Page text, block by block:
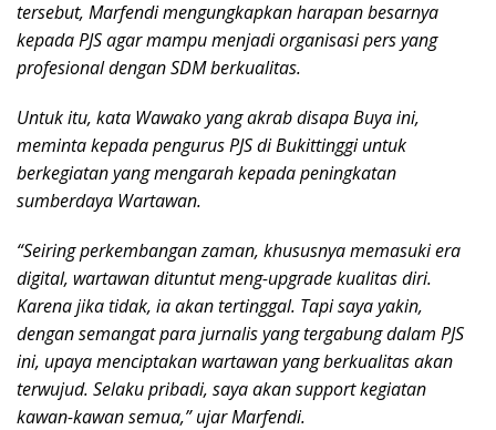
tersebut, Marfendi mengungkapkan harapan besarnya
kepada PJS agar mampu menjadi organisasi pers yang
profesional dengan SDM berkualitas.
Untuk itu, kata Wawako yang akrab disapa Buya ini,
meminta kepada pengurus PJS di Bukittinggi untuk
berkegiatan yang mengarah kepada peningkatan
sumberdaya Wartawan.
“Seiring perkembangan zaman, khususnya memasuki era
digital, wartawan dituntut meng-upgrade kualitas diri.
Karena jika tidak, ia akan tertinggal. Tapi saya yakin,
dengan semangat para jurnalis yang tergabung dalam PJS
ini, upaya menciptakan wartawan yang berkualitas akan
terwujud. Selaku pribadi, saya akan support kegiatan
kawan-kawan semua,” ujar Marfendi.